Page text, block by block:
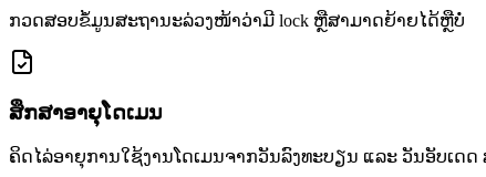
ກວດສອບຂໍ້ມູນສະຖານະລ່ວງໜ້າວ່າມີ lock ຫຼືສາມາດຍ້າຍໄດ້ຫຼືບໍ່
ສຶກສາອາຍຸໂດເມນ
ຄິດໄລ່ອາຍຸການໃຊ້ງານໂດເມນຈາກວັນລົງທະບຽນ ແລະ ວັນອັບເດດ